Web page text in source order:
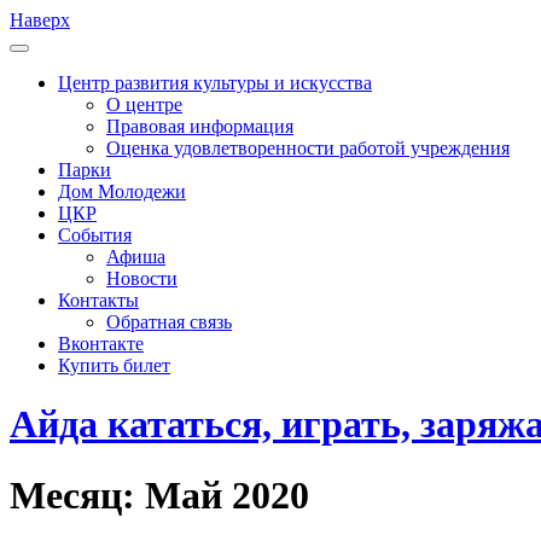
Наверх
Центр развития культуры и искусства
О центре
Правовая информация
Оценка удовлетворенности работой учреждения
Парки
Дом Молодежи
ЦКР
События
Афиша
Новости
Контакты
Обратная связь
Вконтакте
Купить билет
Айда кататься, играть,
Месяц: Май 2020